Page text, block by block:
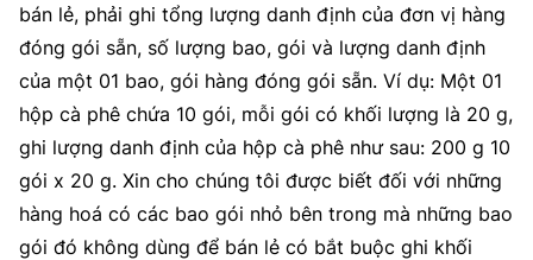
bán lẻ, phải ghi tổng lượng danh định của đơn vị hàng
đóng gói sẵn, số lượng bao, gói và lượng danh định
của một 01 bao, gói hàng đóng gói sẵn. Ví dụ: Một 01
hộp cà phê chứa 10 gói, mỗi gói có khối lượng là 20 g,
ghi lượng danh định của hộp cà phê như sau: 200 g 10
gói x 20 g. Xin cho chúng tôi được biết đối với những
hàng hoá có các bao gói nhỏ bên trong mà những bao
gói đó không dùng để bán lẻ có bắt buộc ghi khối